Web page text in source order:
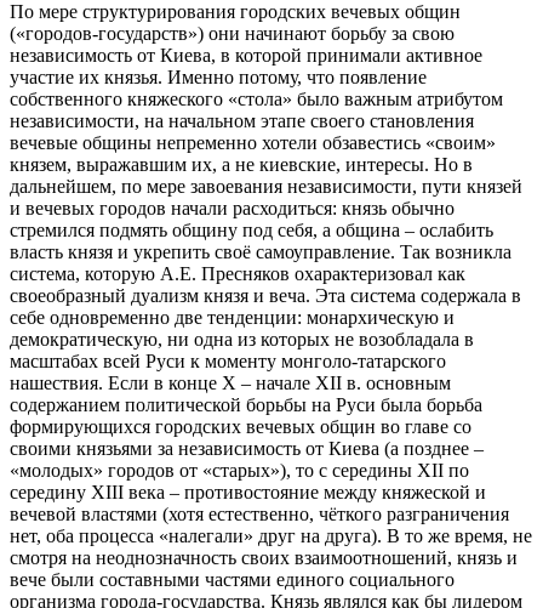
По мере структурирования городских вечевых общин
(«городов-государств») они начинают борьбу за свою
независимость от Киева, в которой принимали активное
участие их князья. Именно потому, что появление
собственного княжеского «стола» было важным атрибутом
независимости, на начальном этапе своего становления
вечевые общины непременно хотели обзавестись «своим»
князем, выражавшим их, а не киевские, интересы. Но в
дальнейшем, по мере завоевания независимости, пути князей
и вечевых городов начали расходиться: князь обычно
стремился подмять общину под себя, а община – ослабить
власть князя и укрепить своё самоуправление. Так возникла
система, которую А.Е. Пресняков охарактеризовал как
своеобразный дуализм князя и веча. Эта система содержала в
себе одновременно две тенденции: монархическую и
демократическую, ни одна из которых не возобладала в
масштабах всей Руси к моменту монголо-татарского
нашествия. Если в конце Х – начале XII в. основным
содержанием политической борьбы на Руси была борьба
формирующихся городских вечевых общин во главе со
своими князьями за независимость от Киева (а позднее –
«молодых» городов от «старых»), то с середины XII по
середину XIII века – противостояние между княжеской и
вечевой властями (хотя естественно, чёткого разграничения
нет, оба процесса «налегали» друг на друга). В то же время, не
смотря на неоднозначность своих взаимоотношений, князь и
вече были составными частями единого социального
организма города-государства. Князь являлся как бы лидером